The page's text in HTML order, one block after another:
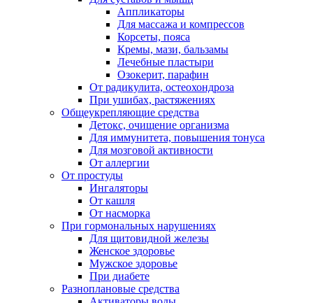
Аппликаторы
Для массажа и компрессов
Корсеты, пояса
Кремы, мази, бальзамы
Лечебные пластыри
Озокерит, парафин
От радикулита, остеохондроза
При ушибах, растяжениях
Общеукрепляющие средства
Детокс, очищение организма
Для иммунитета, повышения тонуса
Для мозговой активности
От аллергии
От простуды
Ингаляторы
От кашля
От насморка
При гормональных нарушениях
Для щитовидной железы
Женское здоровье
Мужское здоровье
При диабете
Разноплановые средства